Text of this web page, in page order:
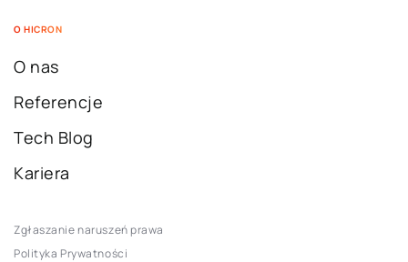
O HICRON
O nas
Referencje
Tech Blog
Kariera
Zgłaszanie naruszeń prawa
Polityka Prywatności